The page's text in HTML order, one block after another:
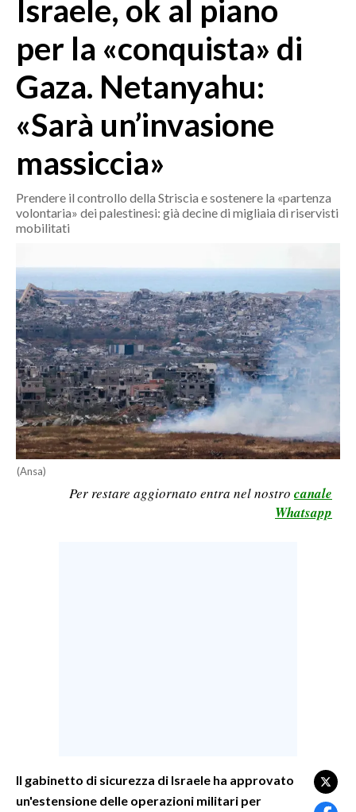
MEDIO CAMPIDANO
ORISTANO E PROVINCIA
SASSARI E PROVINCIA
GALLURA
NUORO E PROVINCIA
OGLIASTRA
ITALIA
POLITICA
ECONOMIA
SERVIZI ALLE IMPRESE
LAVORO
BANDI
SPORT IN SARDEGNA
SPORT
GOSSIP
Israele, ok al piano
per la «conquista» di
Gaza. Netanyahu:
«Sarà un’invasione
massiccia»
Prendere il controllo della Striscia e sostenere la «partenza
volontaria» dei palestinesi: già decine di migliaia di riservisti
mobilitati
(Ansa)
Per restare aggiornato entra nel nostro canale
Whatsapp
Il gabinetto di sicurezza di Israele ha approvato
un'estensione delle operazioni militari per